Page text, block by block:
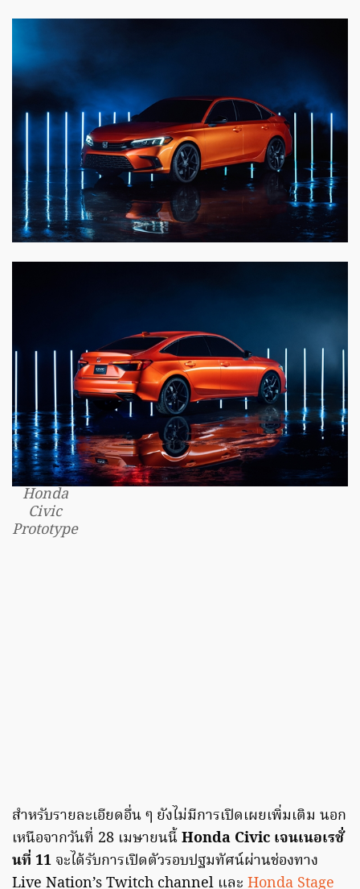
Honda
Civic
Prototype
สำหรับรายละเอียดอื่น ๆ ยังไม่มีการเปิดเผยเพิ่มเติม นอก
เหนือจากวันที่ 28 เมษายนนี้Honda Civic เจนเนอเรชั่
นที่ 11 จะได้รับการเปิดตัวรอบปฐมทัศน์ผ่านช่องทาง
Live Nation’s Twitch channel และ Honda Stage